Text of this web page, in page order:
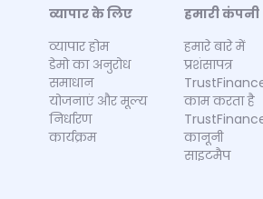
व्यापार के लिए
व्यापार होम
डेमो का अनुरोध
समाधान
योजनाएं और मूल्य
निर्धारण
कार्यक्रम
हमारी कंपनी
हमारे बारे में
प्रशंसापत्र
काम करता है
कानूनी
साइटमैप